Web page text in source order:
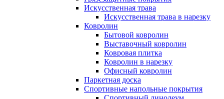
Искусственная трава
Искусственная трава в нарезку
Ковролин
Бытовой ковролин
Выставочный ковролин
Ковровая плитка
Ковролин в нарезку
Офисный ковролин
Паркетная доска
Спортивные напольные покрытия